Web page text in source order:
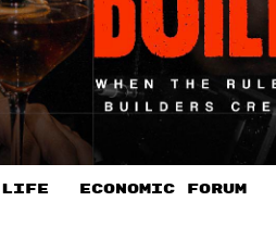
LIFE ECONOMIC FORUM